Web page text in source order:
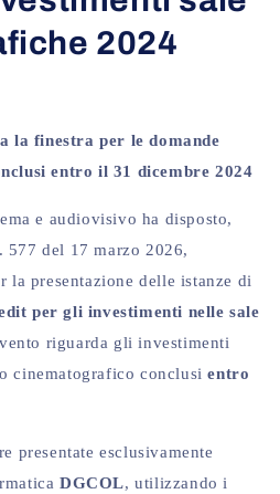
2024
la finestra per le domande
entro il 31 dicembre 2024
e audiovisivo ha disposto,
del 17 marzo 2026,
la presentazione delle istanze di
per gli investimenti nelle sale
riguarda gli investimenti
cinematografico conclusientro
presentate esclusivamente
DGCOL, utilizzando i